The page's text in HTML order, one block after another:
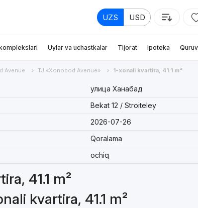
UZS USD
Uylar va uchastkalar Tijorat Ipoteka
Avenue TJ «Xonobod Avenue» 1-xonali kvartira, 41.1 m²
улица Ханабад
Bekat 12 / Stroiteley
2026-07-26
Qoralama
ochiq
41.1 m²
kvartira, 41.1 m²